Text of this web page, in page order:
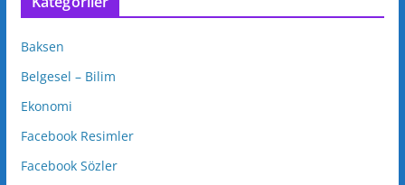
Baksen
Belgesel – Bilim
Ekonomi
Facebook Resimler
Facebook Sözler